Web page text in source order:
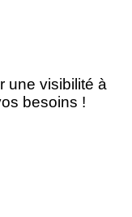
une visibilité à
besoins !